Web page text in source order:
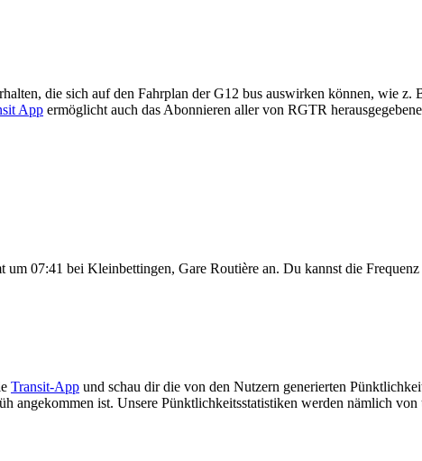
die sich auf den Fahrplan der G12 bus auswirken können, wie
App ermöglicht auch das Abonnieren aller von RGTR
07:41 bei Kleinbettingen, Gare Routière an. Du kannst die
Transit-App und schau dir die von den Nutzern generierten
angekommen ist. Unsere Pünktlichkeitsstatistiken werden nämlich